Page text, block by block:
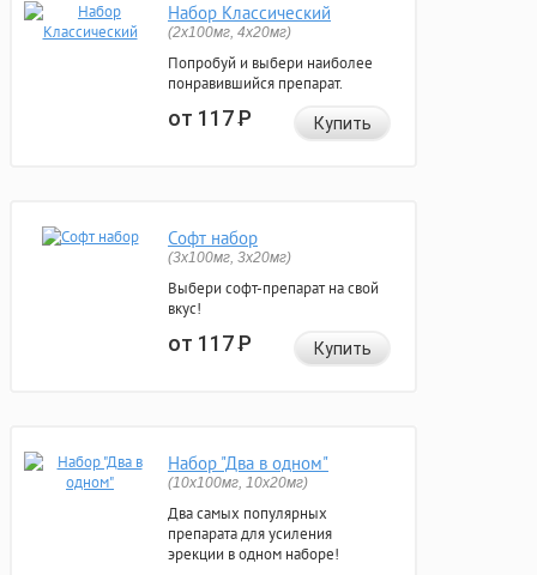
Набор Классический
(2x100мг, 4x20мг)
Попробуй и выбери наиболее
понравившийся препарат.
от 117Р Купить
Софт набор
(3x100мг, 3x20мг)
Выбери софт-препарат на свой
вкус!
от 117Р Купить
Набор "Два в одном"
(10x100мг, 10x20мг)
Два самых популярных
препарата для усиления
эрекции в одном наборе!